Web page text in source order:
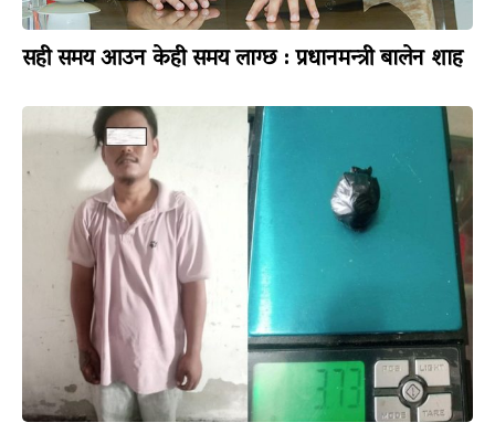
सही समय आउन केही समय लाग्छ : प्रधानमन्त्री बालेन शाह